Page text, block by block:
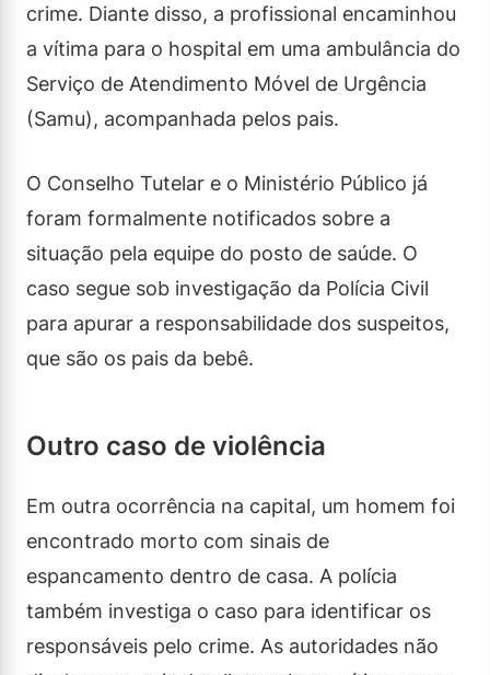
crime. Diante disso, a profissional encaminhou
a vítima para o hospital em uma ambulância do
Serviço de Atendimento Móvel de Urgência
(Samu), acompanhada pelos pais.
O Conselho Tutelar e o Ministério Público já
foram formalmente notificados sobre a
situação pela equipe do posto de saúde. O
caso segue sob investigação da Polícia Civil
para apurar a responsabilidade dos suspeitos,
que são os pais da bebê.
Outro caso de violência
Em outra ocorrência na capital, um homem foi
encontrado morto com sinais de
espancamento dentro de casa. A polícia
também investiga o caso para identificar os
responsáveis pelo crime. As autoridades não